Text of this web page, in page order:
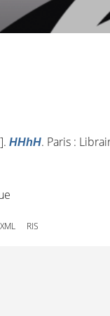
HHhH. Paris :
XML RIS